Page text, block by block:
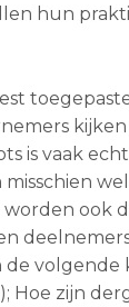
hun
is vaak
ook
volgende
Hoe zijn